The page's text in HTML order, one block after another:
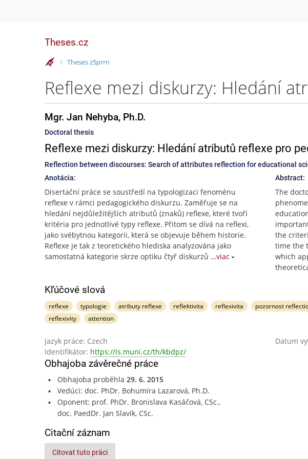
Theses.cz
>
Theses z5prrn
Mgr. Jan Nehyba, Ph.D.
Doctoral thesis
Reflexe mezi diskurzy: Hledání atributů reflexe pro
Reflection between discourses: Search of attributes reflection for educational
Anotácia:
Disertační práce se soustředí na typologizaci fenoménu
reflexe v rámci pedagogického diskurzu. Zaměřuje se na
hledání nejdůležitějších atributů (znaků) reflexe, které tvoří
kritéria pro jednotlivé typy reflexe. Přitom se dívá na reflexi,
jako svébytnou kategorii, která se objevuje během historie.
Reflexe je tak z teoretického hlediska analyzována jako
samostatná kategorie skrze optiku čtyř diskurzů …viac
Abstract:
The
the
time the
which
Kľúčové slová
reflexe typologie atributy reflexe reflektivita reflexivita pozornost
reflexivity
attention
Jazyk práce: Czech
Datum
Identifikátor: https://is.muni.cz/th/kbdpz/
Obhajoba závěrečné práce
Obhajoba proběhla 29. 6. 2015
Vedúci: doc. PhDr. Bohumíra Lazarová, Ph.D.
Oponent: prof. PhDr. Bronislava Kasáčová, CSc.,
doc. PaedDr. Jan Slavík, CSc.
Citační záznam
Citovat tuto práci